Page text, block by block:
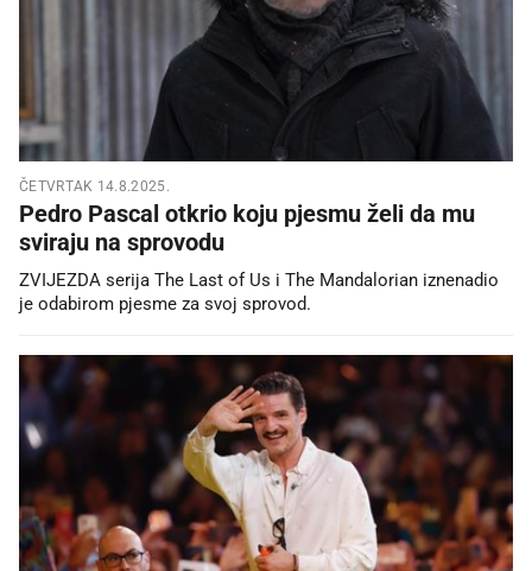
ČETVRTAK 14.8.2025.
Pedro Pascal otkrio koju pjesmu želi da mu
sviraju na sprovodu
ZVIJEZDA serija The Last of Us i The Mandalorian iznenadio
je odabirom pjesme za svoj sprovod.